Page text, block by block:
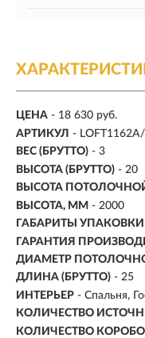
ЦЕНА - 18 630 руб.
АРТИКУЛ -
ВЕС (БРУТТО) - 3
ВЫСОТА (БРУТТО) - 20
ВЫСОТА
ВЫСОТА, ММ - 2000
ГАБАРИТЫ УПАКОВКИ
ГАРАНТИЯ
ДИАМЕТР
ДЛИНА (БРУТТО) - 25
ИНТЕРЬЕР - Спальня,
КОЛИЧЕСТВО
КОЛИЧЕСТВО